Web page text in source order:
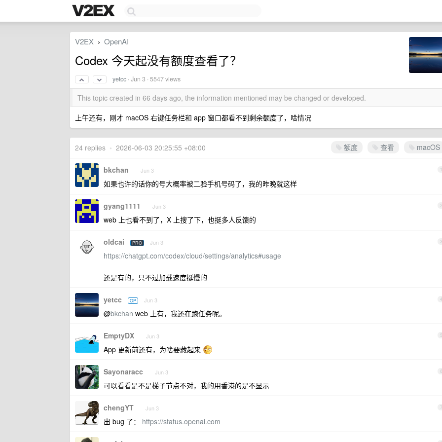
V2EX › OpenAI
Codex 今天起没有额度查看了？
yetcc ·Jun 3 · 5547 views
This topic created in 66 days ago, the information mentioned may be changed or developed.
上午还有，刚才 macOS 右键任务栏和 app 窗口都看不到剩余额度了，啥情况
额度 查看 macOS
24 replies • 2026-06-03 20:25:55 +08:00
1
bkchan Jun 3
如果也许的话你的号大概率被二验手机号码了，我的昨晚就这样
2
gyang1111 Jun 3
web 上也看不到了，X 上搜了下，也挺多人反馈的
3
oldcai PRO Jun 3
https://chatgpt.com/codex/cloud/settings/analytics#usage
还是有的，只不过加载速度挺慢的
4
yetcc OP Jun 3
@bkchan web 上有，我还在跑任务呢。
5
EmptyDX Jun 3
App 更新前还有，为啥要藏起来
6
Sayonaracc Jun 3
可以看看是不是梯子节点不对，我的用香港的是不显示
7
chengYT Jun 3
出 bug 了： https://status.openai.com